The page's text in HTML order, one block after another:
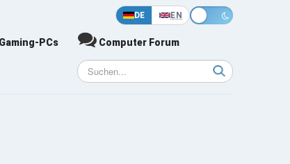
DE EN
Gaming-PCs Computer Forum